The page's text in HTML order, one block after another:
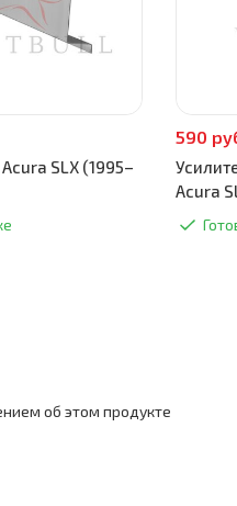
SLX (1995–
590
Acura
об этом продукте